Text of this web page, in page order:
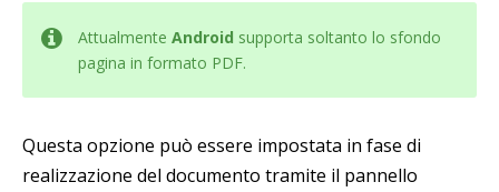
Attualmente Android supporta soltanto lo sfondo
pagina in formato PDF.
Questa opzione può essere impostata in fase di
realizzazione del documento tramite il pannello